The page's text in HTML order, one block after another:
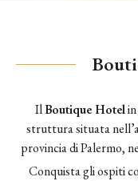
IlBoutique Hotelin
struttura situata
provincia di Palermo,
Conquista gli ospiti